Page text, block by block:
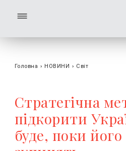
Головна › НОВИНИ › Світ
Стратегічна
підкорити
буде, поки його